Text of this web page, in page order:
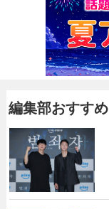
編集部おすすめ